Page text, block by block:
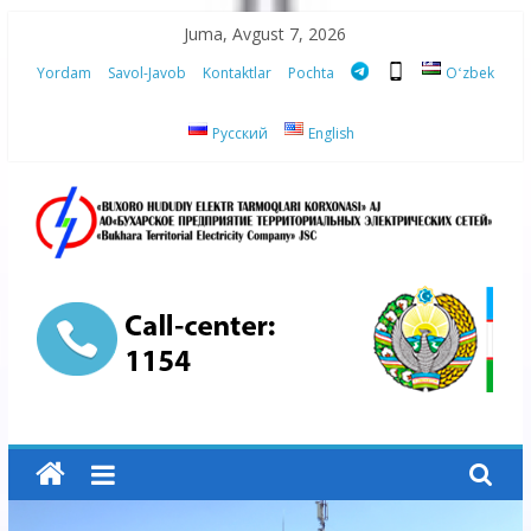
content
Juma, Avgust 7, 2026
Yordam Savol-Javob Kontaktlar Pochta Oʻzbek
Русский English
“Buxoro
hududiy
elektr
tarmoqlari